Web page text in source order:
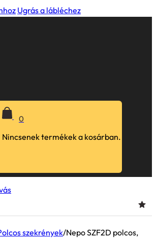
Ugrás a lábléchez
0
Nincsenek termékek a kosárban.
szekrények/Nepo SZF2D polcos,